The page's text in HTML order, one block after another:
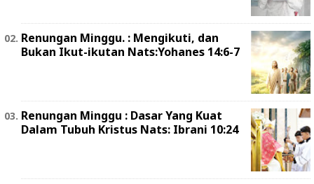
Renungan Minggu. : Mengikuti, dan
Bukan Ikut-ikutan Nats:Yohanes 14:6-7
Renungan Minggu : Dasar Yang Kuat
Dalam Tubuh Kristus Nats: Ibrani 10:24